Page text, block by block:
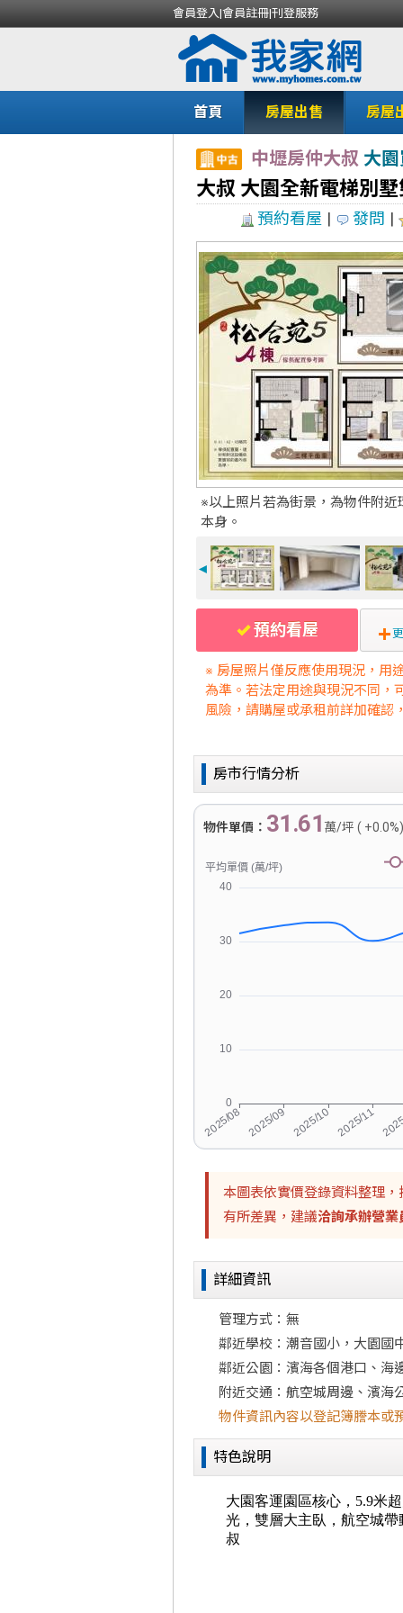
會員登入|會員註冊|刊登服務
首頁 房屋出售 房屋
中壢房仲大叔 大
大叔 大園全新電梯別
預約看屋 | 發問 |
※以上照片若為街景，為物件附近
本身。
◄
預約看屋
※ 房屋照片僅反應使用現況，用
為準。若法定用途與現況不同，
風險，請購屋或承租前詳加確認
房市行情分析
物件單價： 31.61 萬/坪 (
本圖表依實價登錄資料整理
有所差異，建議洽詢承辦營業
詳細資訊
管理方式：無
鄰近學校：潮音國小，大園國
鄰近公園：濱海各個港口、海
附近交通：航空城周邊、濱海
物件資訊內容以登記簿謄本或
特色說明